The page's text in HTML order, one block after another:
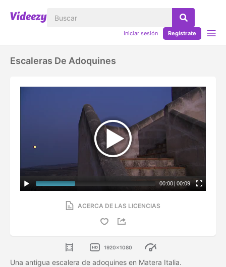
Iniciar sesión Regístrate
Escaleras De Adoquines
00:00 | 00:09
ACERCA DE LAS LICENCIAS
1920x1080
Una antigua escalera de adoquines en Matera Italia.